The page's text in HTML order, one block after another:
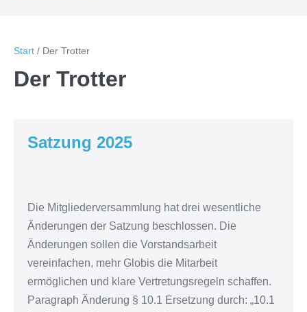
Start / Der Trotter
Der Trotter
Satzung 2025
Die Mitgliederversammlung hat drei wesentliche
Änderungen der Satzung beschlossen. Die
Änderungen sollen die Vorstandsarbeit
vereinfachen, mehr Globis die Mitarbeit
ermöglichen und klare Vertretungsregeln schaffen.
Paragraph Änderung § 10.1 Ersetzung durch: „10.1